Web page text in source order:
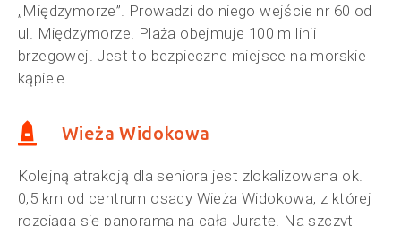
„Międzymorze”. Prowadzi do niego wejście nr 60 od
ul. Międzymorze. Plaża obejmuje 100 m linii
brzegowej. Jest to bezpieczne miejsce na morskie
kąpiele.
Wieża Widokowa
Kolejną atrakcją dla seniora jest zlokalizowana ok.
0,5 km od centrum osady Wieża Widokowa, z której
rozciąga się panorama na całą Juratę. Na szczyt